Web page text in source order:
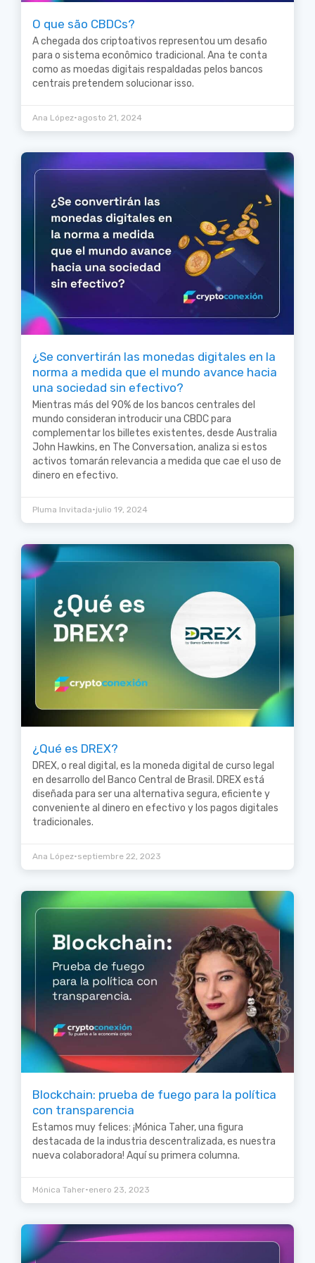
O que são CBDCs?
A chegada dos criptoativos representou um desafio
para o sistema econômico tradicional. Ana te conta
como as moedas digitais respaldadas pelos bancos
centrais pretendem solucionar isso.
Ana López•agosto 21, 2024
¿Se convertirán las monedas digitales en la
norma a medida que el mundo avance hacia
una sociedad sin efectivo?
Mientras más del 90% de los bancos centrales del
mundo consideran introducir una CBDC para
complementar los billetes existentes, desde Australia
John Hawkins, en The Conversation, analiza si estos
activos tomarán relevancia a medida que cae el uso de
dinero en efectivo.
Pluma Invitada•julio 19, 2024
¿Qué es DREX?
DREX, o real digital, es la moneda digital de curso legal
en desarrollo del Banco Central de Brasil. DREX está
diseñada para ser una alternativa segura, eficiente y
conveniente al dinero en efectivo y los pagos digitales
tradicionales.
Ana López•septiembre 22, 2023
Blockchain: prueba de fuego para la política
con transparencia
Estamos muy felices: ¡Mónica Taher, una figura
destacada de la industria descentralizada, es nuestra
nueva colaboradora! Aquí su primera columna.
Mónica Taher•enero 23, 2023